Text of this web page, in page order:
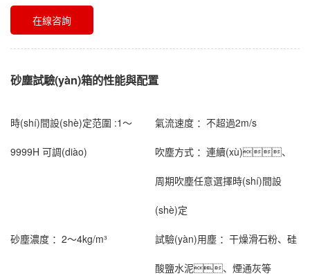
在線咨詢
砂塵試驗(yàn)箱的性能與配置
時(shí)間設(shè)定范圍 :1～
9999H 可調(diào)
氣流速度 ： 不超過2m/s
吹塵方式 ： 連續(xù)、
周期吹塵任意選擇時(shí)間設
(shè)定
砂塵濃度 ： 2～4kg/m³ 試驗(yàn)用塵 ： 干燥滑石粉、硅
酸鹽水泥、煙通灰等